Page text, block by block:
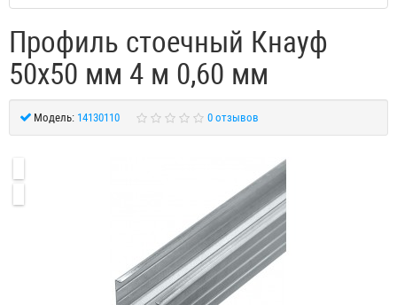
Профиль стоечный Кнауф
50х50 мм 4 м 0,60 мм
Модель: 14130110 0 отзывов